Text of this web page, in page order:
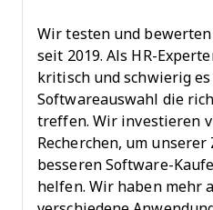
Wir testen und
seit 2019. Als HR-
kritisch und schwierig
Softwareauswahl die
treffen. Wir investieren
Recherchen, um
besseren Software-
helfen. Wir haben mehr